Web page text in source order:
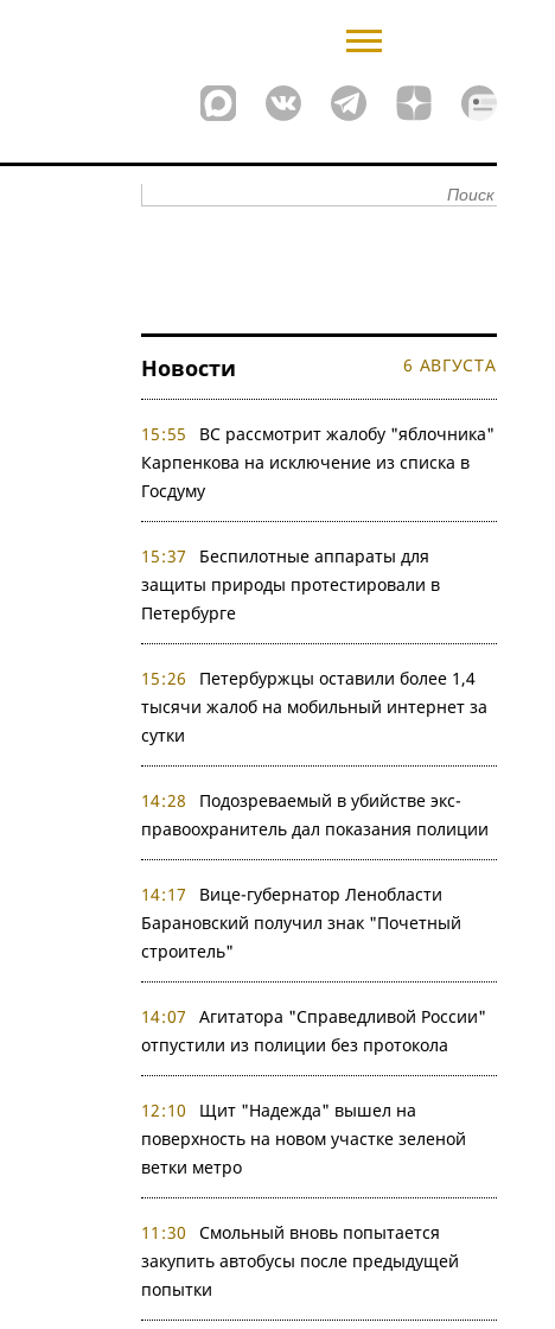
Новости 6 АВГУСТА
15:55
ВС рассмотрит жалобу "яблочника"
Карпенкова на исключение из списка в
Госдуму
15:37
Беспилотные аппараты для
защиты природы протестировали в
Петербурге
15:26
Петербуржцы оставили более 1,4
тысячи жалоб на мобильный интернет за
сутки
14:28
Подозреваемый в убийстве экс-
правоохранитель дал показания полиции
14:17
Вице-губернатор Ленобласти
Барановский получил знак "Почетный
строитель"
14:07
Агитатора "Справедливой России"
отпустили из полиции без протокола
12:10
Щит "Надежда" вышел на
поверхность на новом участке зеленой
ветки метро
11:30
Смольный вновь попытается
закупить автобусы после предыдущей
попытки